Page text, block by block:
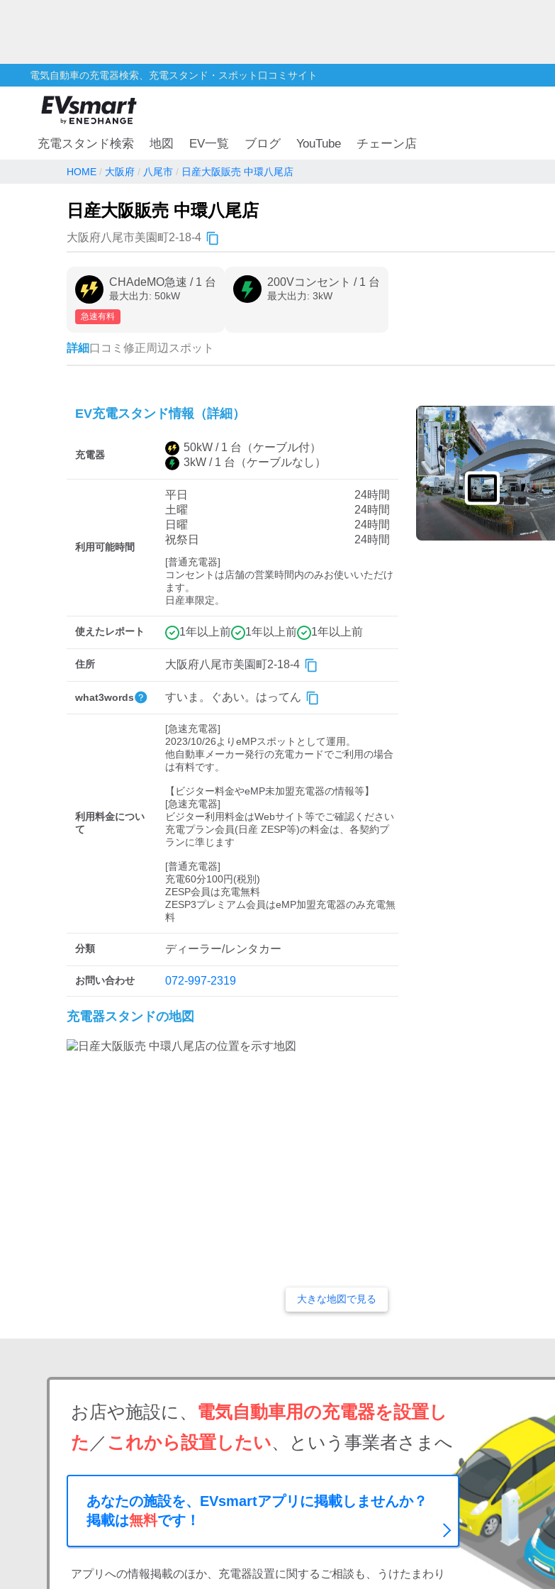
電気自動車の充電器検索、充電スタンド・スポット口コミサイト
充電スタンド検索 地図 EV一覧 ブログ YouTube チェーン店
HOME 大阪府 八尾市 日産大阪販売 中環八尾店
日産大阪販売 中環八尾店
大阪府八尾市美園町2-18-4
CHAdeMO急速 / 1 台
最大出力: 50kW
急速有料
200Vコンセント / 1 台
最大出力: 3kW
詳細口コミ 修正周辺スポット
EV充電スタンド情報（詳細）
充電器
50kW / 1 台
（ケーブル付）
3kW / 1 台 （ケーブルなし）
利用可能時間
平日
24時間
土曜
24時間
日曜
24時間
祝祭日
24時間
[普通充電器]
コンセントは店舗の営業時間内のみお使いいただけ
ます。
日産車限定。
使えたレポート 1年以上前 1年以上前 1年以上前
住所 大阪府八尾市美園町2-18-4
what3words すいま。ぐあい。はってん
利用料金につい
て
[急速充電器]
2023/10/26よりeMPスポットとして運用。
他自動車メーカー発行の充電カードでご利用の場合
は有料です。
【ビジター料金やeMP未加盟充電器の情報等】
[急速充電器]
ビジター利用料金はWebサイト等でご確認ください
充電プラン会員(日産 ZESP等)の料金は、各契約プ
ランに準じます
[普通充電器]
充電60分100円(税別)
ZESP会員は充電無料
ZESP3プレミアム会員はeMP加盟充電器のみ充電無
料
分類 ディーラー/レンタカー
お問い合わせ 072-997-2319
充電器スタンドの地図
大きな地図で見る
お店や施設に、 電気自動車用の充電器を設置し
た ／ これから設置したい、という事業者さまへ
あなたの施設を、EVsmartアプリに掲載しませんか？
掲載は無料です！
アプリへの情報掲載のほか、充電器設置に関するご相談も、うけたまわり